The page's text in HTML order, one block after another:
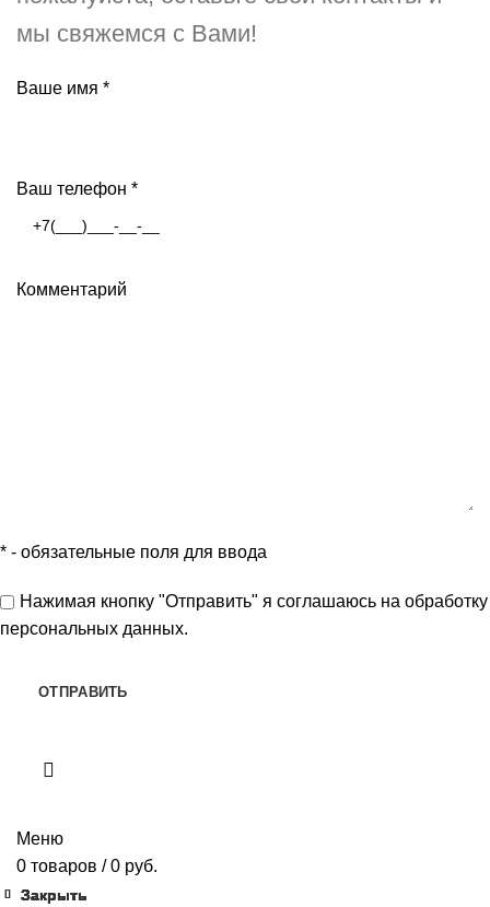
мы свяжемся с Вами!
Ваше имя *
Ваш телефон *
Комментарий
* - обязательные поля для ввода
Нажимая кнопку "Отправить" я соглашаюсь на обработку
персональных данных.
Меню
0 товаров / 0 руб.
Закрыть
Закрыть
Закрыть
Закрыть
Закрыть
Закрыть
Закрыть
Закрыть